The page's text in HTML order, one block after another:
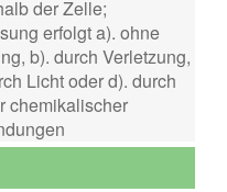
der Zelle;
erfolgt a). ohne
b). durch Verletzung,
Licht oder d). durch
chemikalischer